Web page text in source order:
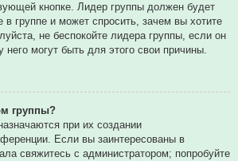
кнопке. Лидер группы должен будет
в группе и может спросить, зачем вы хотите
не беспокойте лидера группы, если он
него могут быть для этого свои причины.
группы?
при их создании
Если вы заинтересованы в
свяжитесь с администратором; попробуйте